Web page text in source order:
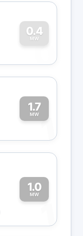
0.4
MW
0
1.7
MW1
1.0
MW
1